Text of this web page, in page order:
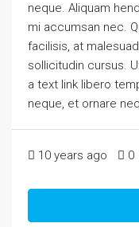
neque. Aliquam
mi accumsan nec.
facilisis, at
sollicitudin cursus.
a text link libero
neque, et ornare
10 years ago 0